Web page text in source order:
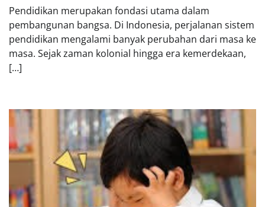
Pendidikan merupakan fondasi utama dalam
pembangunan bangsa. Di Indonesia, perjalanan sistem
pendidikan mengalami banyak perubahan dari masa ke
masa. Sejak zaman kolonial hingga era kemerdekaan,
[…]